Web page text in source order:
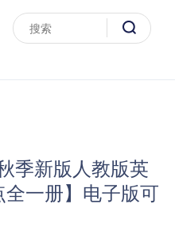
季新版人教版英
一册】电子版可